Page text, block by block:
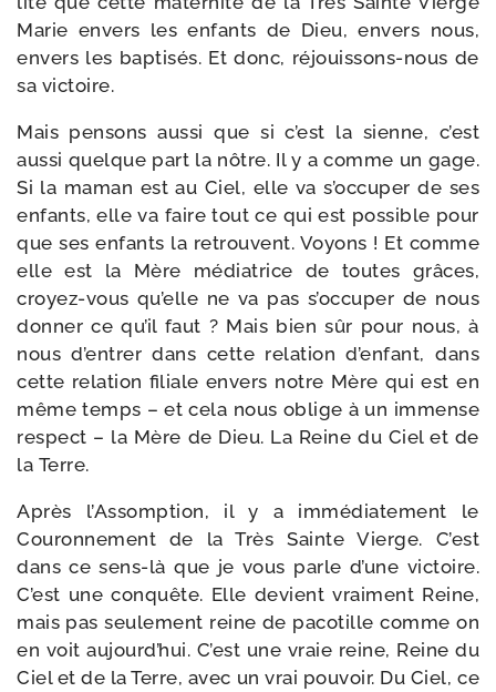
Marie envers les enfants de Dieu, envers nous,
envers les bap­ti­sés. Et donc, réjouissons-​nous de
sa victoire.
Mais pen­sons aus­si que si c’est la sienne, c’est
aus­si quelque part la nôtre. Il y a comme un gage.
Si la maman est au Ciel, elle va s’oc­cu­per de ses
enfants, elle va faire tout ce qui est pos­sible pour
que ses enfants la retrouvent. Voyons ! Et comme
elle est la Mère média­trice de toutes grâces,
croyez-​vous qu’elle ne va pas s’oc­cu­per de nous
don­ner ce qu’il faut ? Mais bien sûr pour nous, à
nous d’en­trer dans cette rela­tion d’en­fant, dans
cette rela­tion filiale envers notre Mère qui est en
même temps – et cela nous oblige à un immense
res­pect – la Mère de Dieu. La Reine du Ciel et de
la Terre.
Après l’Assomption, il y a immé­dia­te­ment le
Couronnement de la Très Sainte Vierge. C’est
dans ce sens-​là que je vous parle d’une vic­toire.
C’est une conquête. Elle devient vrai­ment Reine,
mais pas seule­ment reine de paco­tille comme on
en voit aujourd’­hui. C’est une vraie reine, Reine du
Ciel et de la Terre, avec un vrai pou­voir. Du Ciel, ce